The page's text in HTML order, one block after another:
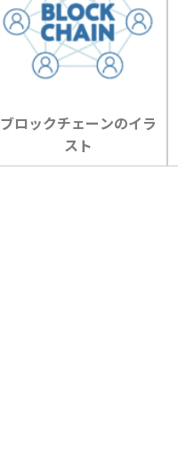
ブロックチェーンのイラ
スト